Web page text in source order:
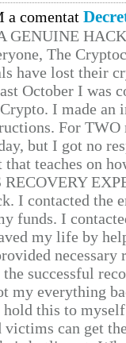
a comentat
GENUINE
The
have lost their
October I was
I made
For TWO
but I got no
that teaches on
RECOVERY
I contacted the
funds. I
my life by
the successful
my everything
this to
victims can get